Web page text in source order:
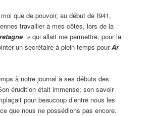
que de pouvoir, au début de I941,
travailler à mes côtés, lors de la
»qui allait me permettre, pour la
un secrétaire à plein temps pourAr
à notre journal à ses débuts des
érudition était immense; son savoir
pour beaucoup d’entre nous les
que nous ne possédions pas encore.